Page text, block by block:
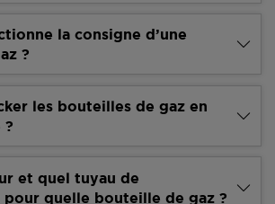
la consigne d’une
?
les bouteilles de gaz en
?
et quel tuyau de
pour quelle bouteille de gaz ?